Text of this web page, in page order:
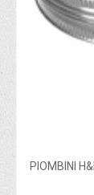
PIOMBINI